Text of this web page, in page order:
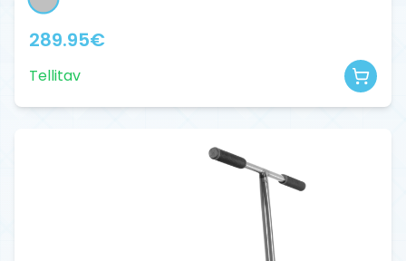
289.95€
Tellitav